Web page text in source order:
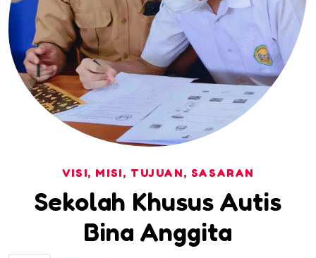
VISI, MISI, TUJUAN, SASARAN
Sekolah Khusus Autis
Bina Anggita